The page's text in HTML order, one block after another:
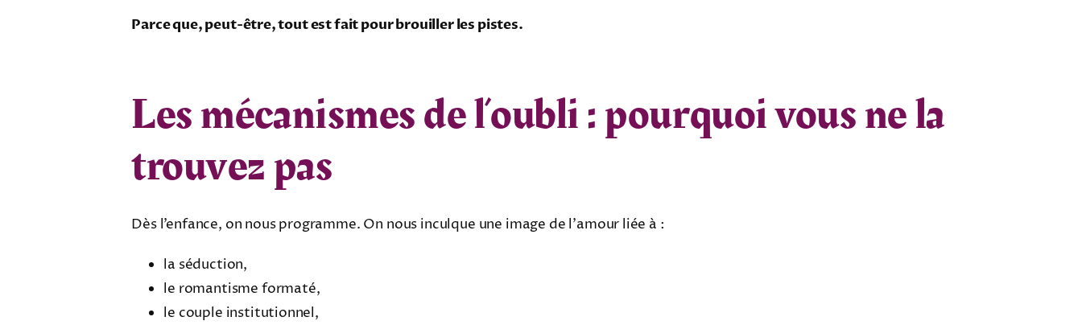
Parce que, peut-être, tout est fait pour brouiller les pistes.
Les mécanismes de l’oubli : pourquoi vous ne la
trouvez pas
Dès l’enfance, on nous programme. On nous inculque une image de l’amour liée à :
la séduction,
le romantisme formaté,
le couple institutionnel,